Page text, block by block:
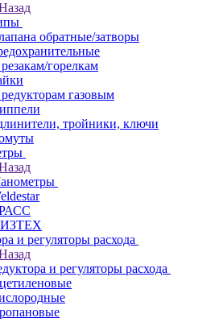
обратные/затворы
горелкам
газовым
тройники, ключи
и регуляторы расхода
и регуляторы расхода